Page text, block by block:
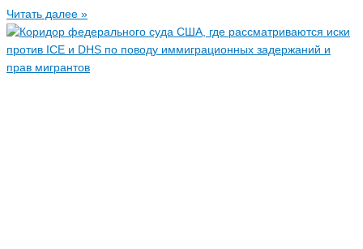
Читать далее »